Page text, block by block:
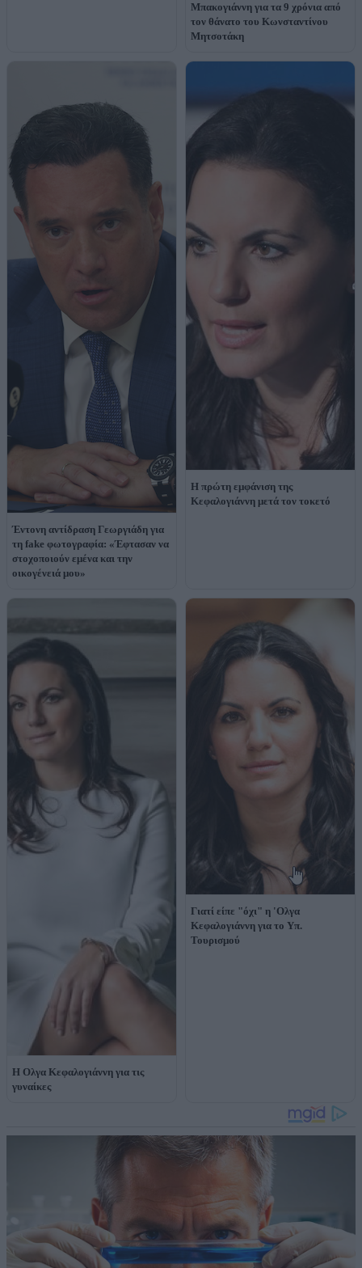
Μπακογιάννη για τα 9 χρόνια από
τον θάνατο του Κωνσταντίνου
Μητσοτάκη
Έντονη αντίδραση Γεωργιάδη για
τη fake φωτογραφία: «Έφτασαν να
στοχοποιούν εμένα και την
οικογένειά μου»
Η πρώτη εμφάνιση της
Κεφαλογιάννη μετά τον τοκετό
Η Ολγα Κεφαλογιάννη για τις
γυναίκες
Γιατί είπε "όχι" η 'Ολγα
Κεφαλογιάννη για το Υπ.
Τουρισμού